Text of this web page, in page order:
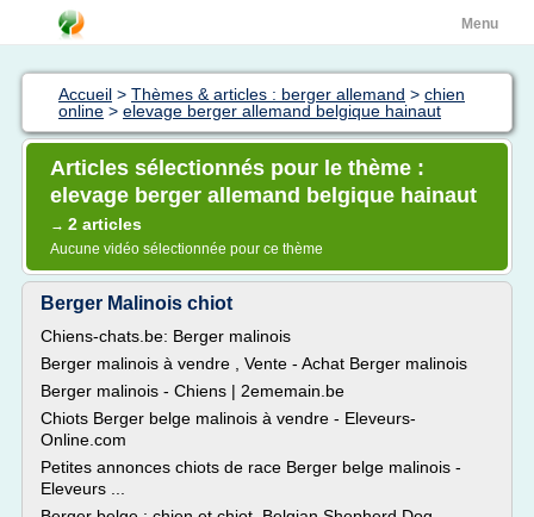
Menu
Accueil > Thèmes & articles : berger allemand > chien
online > elevage berger allemand belgique hainaut
Articles sélectionnés pour le thème :
elevage berger allemand belgique hainaut
→ 2 articles
Aucune vidéo sélectionnée pour ce thème
Berger Malinois chiot
Chiens-chats.be: Berger malinois
Berger malinois à vendre , Vente - Achat Berger malinois
Berger malinois - Chiens | 2ememain.be
Chiots Berger belge malinois à vendre - Eleveurs-
Online.com
Petites annonces chiots de race Berger belge malinois -
Eleveurs ...